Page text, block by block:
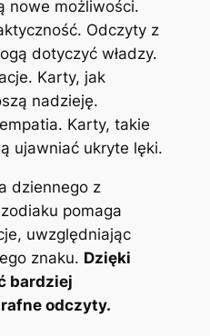
nowe możliwości.
Odczyty z
dotyczyć władzy.
Karty, jak
nadzieję.
Karty, takie
ujawniać ukryte lęki.
dziennego z
pomaga
uwzględniając
znaku. Dzięki
bardziej
odczyty.